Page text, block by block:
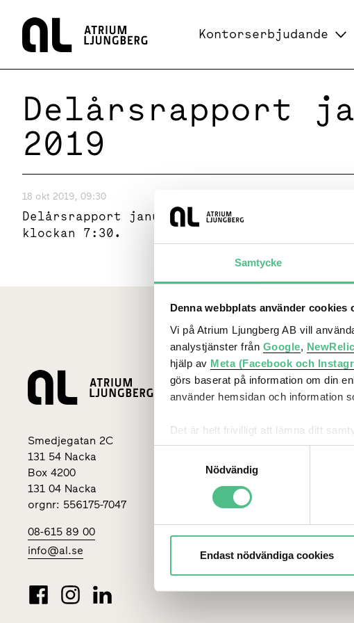
Samtycke
Denna webbplats använder
Vi på Atrium Ljungberg AB vill
analystjänster från Google, NewRelic
hjälp av Meta (Facebook och
görs baserat på information om din
använder hemsidan och information
Det är helt frivilligt att lämna ditt
kontrollera vilka cookies vi får
Nödvändig
Endast nödvändiga cookies
Hem
Kontorserbjudande
Delårsrapport
2019
18 okt 2019, 09:30
Delårsrapport januari - september 2019
klockan 7:30.
Smedjegatan 2C
131 54 Nacka
Box 4200
131 04 Nacka
orgnr: 556175-7047
08-615 89 00
info@al.se
Lediga lokaler
Göteborg
Malmö
Uppsala